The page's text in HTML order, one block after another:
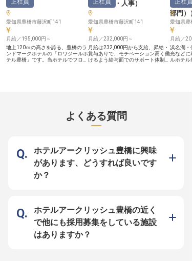
アップを実感できるでしょう。 月
給215,100円からのスタートに加
え、年1回の昇給と年2回の賞与
で、あなたの頑張りをしっかりと評
価します。 月8日以上の休日や社会
保険完備など、安心して長く働ける
環境を整え、あなたのキャリアをサ
ポートいたします。 ※2026年03月
26日時点の情報です
屋駅からアクセスしやすい立地で、
あなたのホテル営業経験を存分に発
揮し、さらなるキャリアアップを目
指せる職場です。 ※2025年11月17
日時点の情報です
度、資
の成長を
制で月9
ライベー
す。ホテ
方、日
は優遇い
お客様へ
自身のキ
う。
ロント）
正社員
愛知県豊橋市藤沢町141
月給／195,000円～
地上120ｍの高さを誇る、豊橋のラ
ンドマークホテルの「ロワジールホ
テル豊橋」です。当ホテルでフロン
またマネージャーへのキャリアアッ
プもあります。※2023年4月20日時
務・経理・人事）
正社員
愛知県豊橋市藤沢町141
月給／232,000円～
月給は232,000円から支給、昇給・
賞与ありで、モチベーション高く働
けるよう給与面でのサポート体制を
験に応じてキャリアアップが可能で
す。※この求人は2023年7月10日時
点の情報です
ネー
部門）
正社員
愛知県豊
月給／
浜名湖・
光などに
ルホテル
よくある質問
ホテルアークリッシュ豊橋に興味
があります、どうすれば良いです
か？
ホテルアークリッシュ豊橋の近く
で他にも採用募集をしている施設
はありますか？